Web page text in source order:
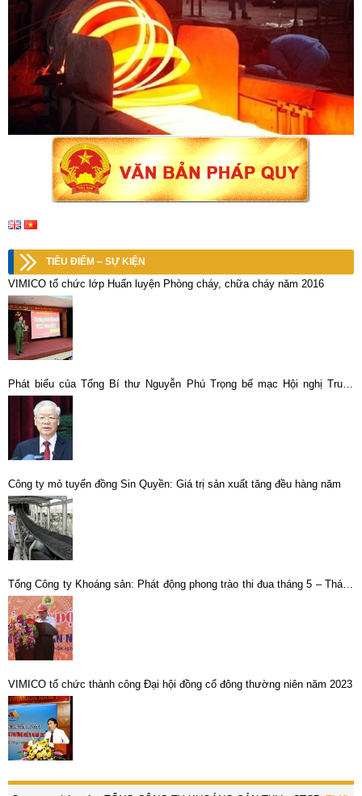
TIÊU ĐIỂM – SỰ KIỆN
VIMICO tổ chức lớp Huấn luyện Phòng cháy, chữa cháy năm 2016
Phát biểu của Tổng Bí thư Nguyễn Phú Trọng bế mạc Hội nghị Trung
ương giữa nhiệm kỳ
Công ty mỏ tuyển đồng Sin Quyền: Giá trị sản xuất tăng đều hàng năm
Tổng Công ty Khoáng sản: Phát động phong trào thi đua tháng 5 – Tháng
công nhân năm 2014
VIMICO tổ chức thành công Đại hội đồng cổ đông thường niên năm 2023